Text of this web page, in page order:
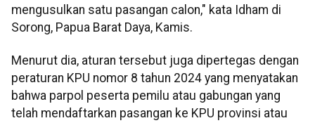
mengusulkan satu pasangan calon," kata Idham di
Sorong, Papua Barat Daya, Kamis.
Menurut dia, aturan tersebut juga dipertegas dengan
peraturan KPU nomor 8 tahun 2024 yang menyatakan
bahwa parpol peserta pemilu atau gabungan yang
telah mendaftarkan pasangan ke KPU provinsi atau